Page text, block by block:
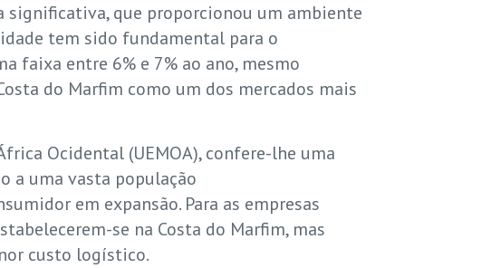
significativa, que proporcionou um ambiente
tem sido fundamental para o
faixa entre 6% e 7% ao ano, mesmo
do Marfim como um dos mercados mais
Ocidental (UEMOA), confere-lhe uma
a uma vasta população
em expansão. Para as empresas
se na Costa do Marfim, mas
custo logístico.